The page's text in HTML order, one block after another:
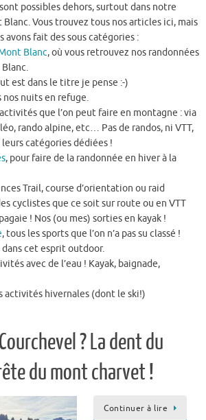
possibles dehors, surtout dans notre
Vous trouvez tous nos articles ici, mais
avons fait des sous catégories :
Blanc, où vous retrouvez nos randonnées
est dans le titre je pense :-)
nos nuits en refuge.
que l’on peut faire en montagne : via
rando alpine, etc… Pas de randos, ni VTT,
catégories dédiées !
, pour faire de la randonnée en hiver à la
Trail, course d’orientation ou raid
cyclistes que ce soit sur route ou en VTT
! Nos (ou mes) sorties en kayak !
, tous les sports que l’on n’a pas su classé !
dans cet esprit outdoor.
avec de l’eau ! Kayak, baignade,
activités hivernales (dont le ski!)
? La dent du
du mont charvet !
Continuer à lire